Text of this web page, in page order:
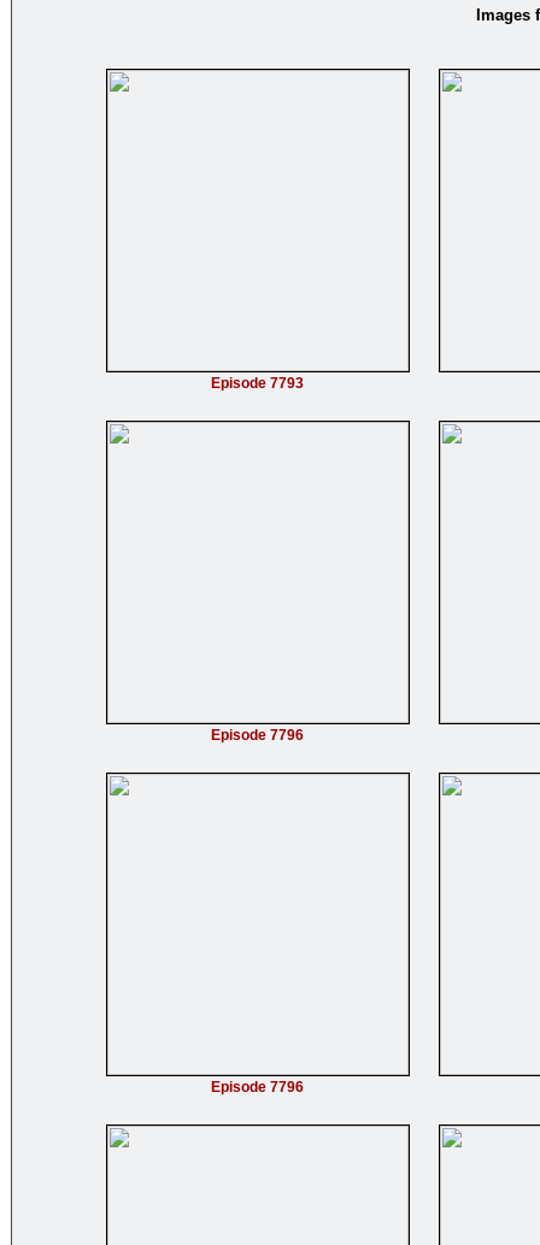
Images
Episode 7793
Episode 7796
Episode 7796